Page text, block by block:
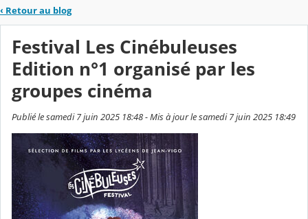
‹ Retour au blog
Festival Les Cinébuleuses
Edition n°1 organisé par les
groupes cinéma
Publié le samedi 7 juin 2025 18:48 - Mis à jour le samedi 7 juin 2025 18:49